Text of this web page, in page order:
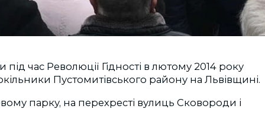
час Революції Гідності в лютому 2014 року
Пустомитівського району на Львівщині.
парку, на перехресті вулиць Сковороди і